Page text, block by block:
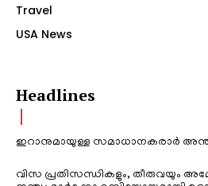
Travel
USA News
Headlines
ഇറാനുമായുള്ള സമാധാനകരാർ
വിസ പ്രതിസന്ധികളും, തീരുവയും